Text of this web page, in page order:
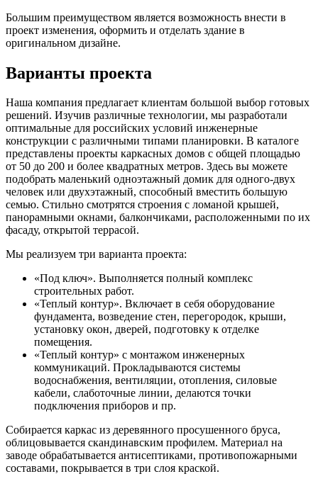
Большим преимуществом является возможность внести в
проект изменения, оформить и отделать здание в
оригинальном дизайне.
Варианты проекта
Наша компания предлагает клиентам большой выбор готовых
решений. Изучив различные технологии, мы разработали
оптимальные для российских условий инженерные
конструкции с различными типами планировки. В каталоге
представлены проекты каркасных домов с общей площадью
от 50 до 200 и более квадратных метров. Здесь вы можете
подобрать маленький одноэтажный домик для одного-двух
человек или двухэтажный, способный вместить большую
семью. Стильно смотрятся строения с ломаной крышей,
панорамными окнами, балкончиками, расположенными по их
фасаду, открытой террасой.
Мы реализуем три варианта проекта:
«Под ключ». Выполняется полный комплекс
строительных работ.
«Теплый контур». Включает в себя оборудование
фундамента, возведение стен, перегородок, крыши,
установку окон, дверей, подготовку к отделке
помещения.
«Теплый контур» с монтажом инженерных
коммуникаций. Прокладываются системы
водоснабжения, вентиляции, отопления, силовые
кабели, слаботочные линии, делаются точки
подключения приборов и пр.
Собирается каркас из деревянного просушенного бруса,
облицовывается скандинавским профилем. Материал на
заводе обрабатывается антисептиками, противопожарными
составами, покрывается в три слоя краской.